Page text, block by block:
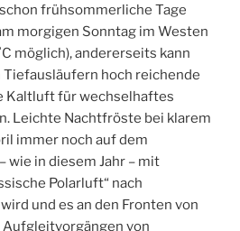
frühsommerliche Tage
morgigen Sonntag im Westen
möglich), andererseits kann
Tiefausläufern hoch reichende
Kaltluft für wechselhaftes
Leichte Nachtfröste bei klarem
immer noch auf dem
wie in diesem Jahr – mit
Polarluft“ nach
und es an den Fronten von
von